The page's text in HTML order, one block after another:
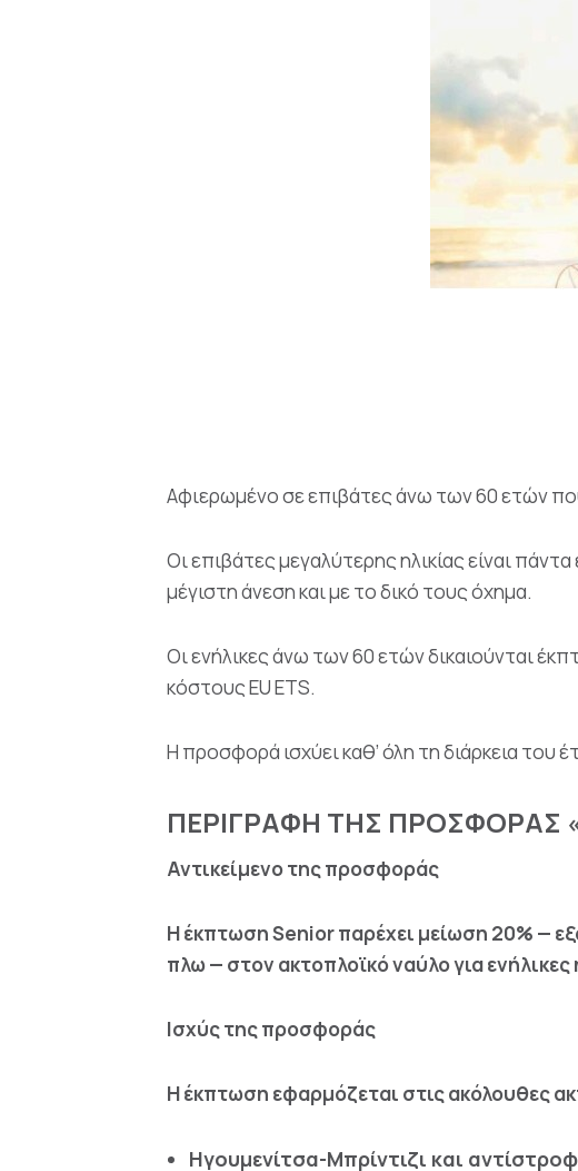
Αφιερωμένο σε επιβάτες άνω των 60 ετών
Οι επιβάτες μεγαλύτερης ηλικίας είναι
μέγιστη άνεση και με το δικό τους όχημα.
Οι ενήλικες άνω των 60 ετών δικαιούνται
κόστους EU ETS.
Η προσφορά ισχύει καθ’ όλη τη διάρκεια του
ΠΕΡΙΓΡΑΦΗ ΤΗΣ ΠΡΟΣΦΟΡΑΣ
Αντικείμενο της προσφοράς
Η έκπτωση Senior παρέχει μείωση 20% —
πλω — στον ακτοπλοϊκό ναύλο για ενήλικες
Ισχύς της προσφοράς
Η έκπτωση εφαρμόζεται στις ακόλουθες
Ηγουμενίτσα-Μπρίντιζι και